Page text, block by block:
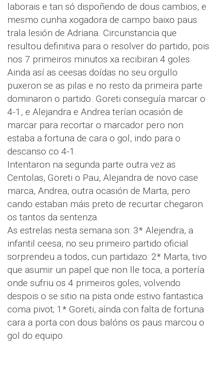
laborais e tan só dispoñendo de dous cambios, e
mesmo cunha xogadora de campo baixo paus
trala lesión de Adriana. Circunstancia que
resultou definitiva para o resolver do partido, pois
nos 7 primeiros minutos xa recibiran 4 goles.
Ainda así as ceesas doídas no seu orgullo
puxeron se as pilas e no resto da primeira parte
dominaron o partido. Goreti conseguía marcar o
4-1, e Alejandra e Andrea terían ocasión de
marcar para recortar o marcador pero non
estaba a fortuna de cara o gol, indo para o
descanso co 4-1.
Intentaron na segunda parte outra vez as
Centolas, Goreti o Pau, Alejandra de novo case
marca, Andrea, outra ocasión de Marta, pero
cando estaban máis preto de recurtar chegaron
os tantos da sentenza.
As estrelas nesta semana son: 3* Alejendra, a
infantil ceesa, no seu primeiro partido oficial
sorprendeu a todos, cun partidazo: 2* Marta, tivo
que asumir un papel que non lle toca, a portería
onde sufriu os 4 primeiros goles, volvendo
despois o se sitio na pista onde estivo fantastica
coma pivot; 1* Goreti, aínda con falta de fortuna
cara a porta con dous balóns os paus marcou o
gol do equipo.